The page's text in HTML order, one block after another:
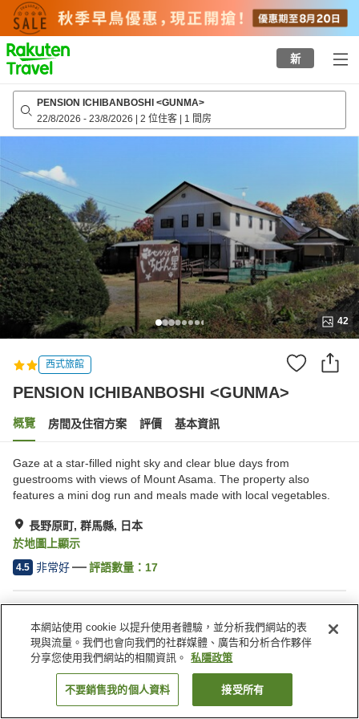
to
top
page
新
PENSION ICHIBANBOSHI <GUNMA>
22/8/2026 - 23/8/2026 | 2 位住客 | 1 間房
42
西式旅館
PENSION ICHIBANBOSHI <GUNMA>
概覽 房間及住宿方案 評價 基本資訊
Gaze at a star-filled night sky and clear blue days from
guestrooms with views of Mount Asama. The property also
features a mini dog run and meals made with local vegetables.
長野原町, 群馬縣, 日本
於地圖上顯示
4.5 非常好 評語數量： 17
停車場 寵物友善
日本 群馬縣
長野原町
PENSION ICHIBANBOSHI <GUNMA>找客房
本網站使用 cookie 以提升使用者體驗，並分析我們網站的表
現與流量。我們也會向我們的社群媒體、廣告和分析合作夥伴
分享您使用我們網站的相關資訊。
私隱政策
不要銷售我的個人資料 接受所有